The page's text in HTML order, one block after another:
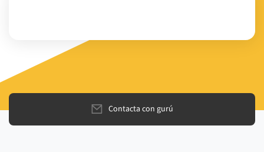
Contacta con gurú